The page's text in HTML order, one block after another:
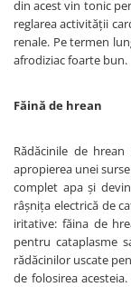
din acest vin tonic
reglarea activităţii
renale. Pe termen
afrodiziac foarte bun.
Făină de hrean
Rădăcinile de
apropierea unei
complet apa şi
râşniţa electrică de
iritative: făina de
pentru cataplasme
rădăcinilor uscate
de folosirea